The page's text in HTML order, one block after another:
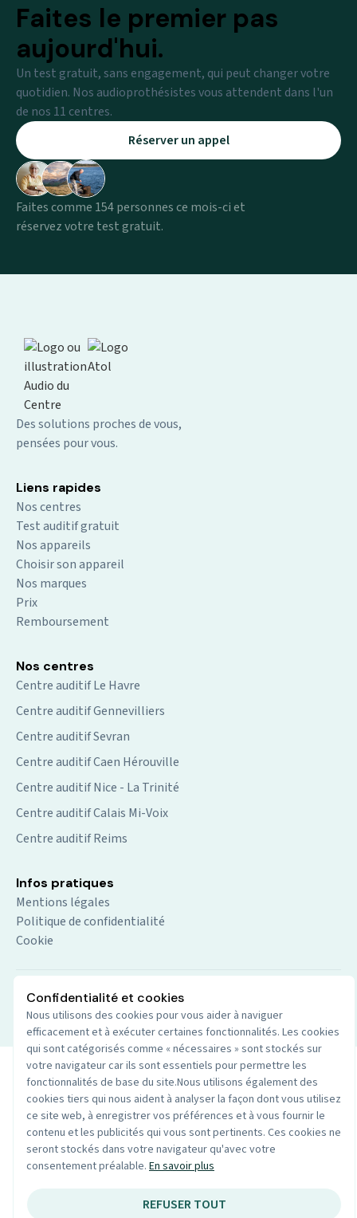
Faites le premier pas
aujourd'hui.
Un test gratuit, sans engagement, qui peut changer votre
quotidien. Nos audioprothésistes vous attendent dans l'un
de nos 11 centres.
Réserver un appel
Faites comme 154 personnes ce mois-ci et
réservez votre test gratuit.
Confidentialité et cookies
Nous utilisons des cookies pour vous aider à naviguer
efficacement et à exécuter certaines fonctionnalités. Les cookies
qui sont catégorisés comme « nécessaires » sont stockés sur
votre navigateur car ils sont essentiels pour permettre les
fonctionnalités de base du site.Nous utilisons également des
cookies tiers qui nous aident à analyser la façon dont vous utilisez
ce site web, à enregistrer vos préférences et à vous fournir le
contenu et les publicités qui vous sont pertinents. Ces cookies ne
seront stockés dans votre navigateur qu'avec votre
consentement préalable. En savoir plus
REFUSER TOUT
Des solutions proches de vous,
pensées pour vous.
Liens rapides
Nos centres
Test auditif gratuit
Nos appareils
Choisir son appareil
Nos marques
Prix
Remboursement
Infos pratiques
Mentions légales
Politique de confidentialité
Cookie
Nos centres
Centre auditif Le Havre
Centre auditif Gennevilliers
Centre auditif Sevran
Centre auditif Caen Hérouville
Centre auditif Nice - La Trinité
Centre auditif Calais Mi-Voix
Centre auditif Reims
© 2026 Audio du centre. Tout droits réservés.
Wenoble